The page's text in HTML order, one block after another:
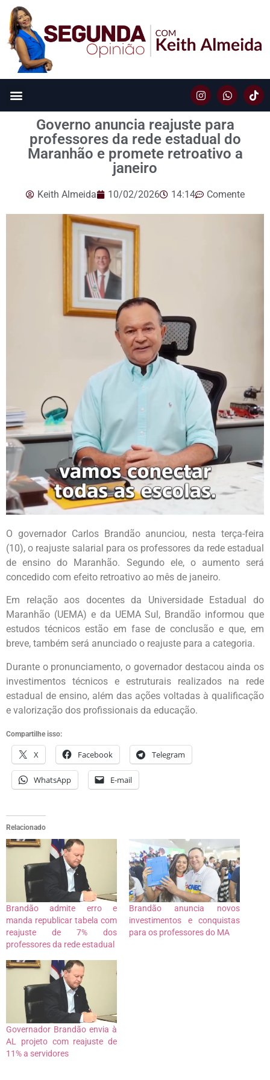
Governo anuncia reajuste para
professores da rede estadual do
Maranhão e promete retroativo a
janeiro
Keith Almeida 10/02/2026 14:14 Comente
O governador Carlos Brandão anunciou, nesta terça-feira
(10), o reajuste salarial para os professores da rede estadual
de ensino do Maranhão. Segundo ele, o aumento será
concedido com efeito retroativo ao mês de janeiro.
Em relação aos docentes da Universidade Estadual do
Maranhão (UEMA) e da UEMA Sul, Brandão informou que
estudos técnicos estão em fase de conclusão e que, em
breve, também será anunciado o reajuste para a categoria.
Durante o pronunciamento, o governador destacou ainda os
investimentos técnicos e estruturais realizados na rede
estadual de ensino, além das ações voltadas à qualificação
e valorização dos profissionais da educação.
Compartilhe isso:
X Facebook Telegram
WhatsApp E-mail
Relacionado
Brandão admite erro e
manda republicar tabela com
reajuste de 7% dos
professores da rede estadual
Brandão anuncia novos
investimentos e conquistas
para os professores do MA
Governador Brandão envia à
AL projeto com reajuste de
11% a servidores